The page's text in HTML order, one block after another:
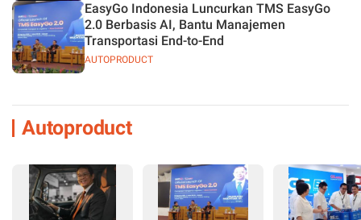
AUTOPRODUCT
EasyGo Indonesia Luncurkan TMS EasyGo
2.0 Berbasis AI, Bantu Manajemen
Transportasi End-to-End
Autoproduct